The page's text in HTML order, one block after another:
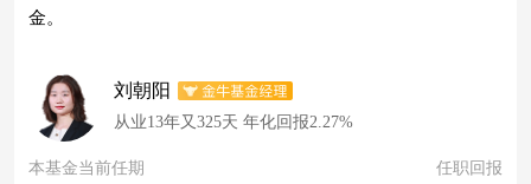
金。
刘朝阳
从业13年又325天 年化回报2.27%
本基金当前任期 任职回报